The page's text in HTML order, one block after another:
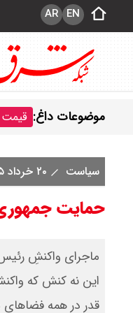
EN
AR
موضوعات داغ: قیمت
سیاست ۲۰ خرداد ۱۴۰۵
حمایت جمهوری
ماجرای واکنشِ
این نه کنش که
قدر در همه فضاهای